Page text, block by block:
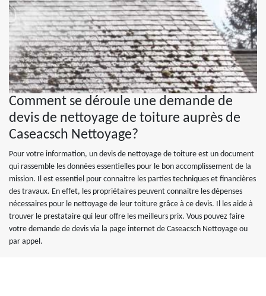
Comment se déroule une demande de
devis de nettoyage de toiture auprès de
Caseacsch Nettoyage?
Pour votre information, un devis de nettoyage de toiture est un document
qui rassemble les données essentielles pour le bon accomplissement de la
mission. Il est essentiel pour connaitre les parties techniques et financières
des travaux. En effet, les propriétaires peuvent connaitre les dépenses
nécessaires pour le nettoyage de leur toiture grâce à ce devis. Il les aide à
trouver le prestataire qui leur offre les meilleurs prix. Vous pouvez faire
votre demande de devis via la page internet de Caseacsch Nettoyage ou
par appel.